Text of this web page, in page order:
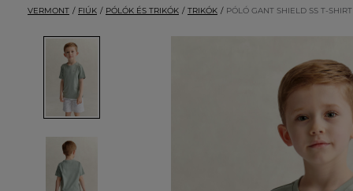
VERMONT FIÚK PÓLÓK ÉS TRIKÓK TRIKÓK PÓLÓ GANT SHIELD SS T-SHIRT